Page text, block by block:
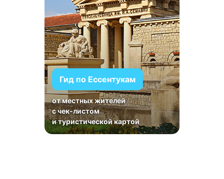
Гид по Ессентукам
от местных жителей
с чек-листом
и туристической картой